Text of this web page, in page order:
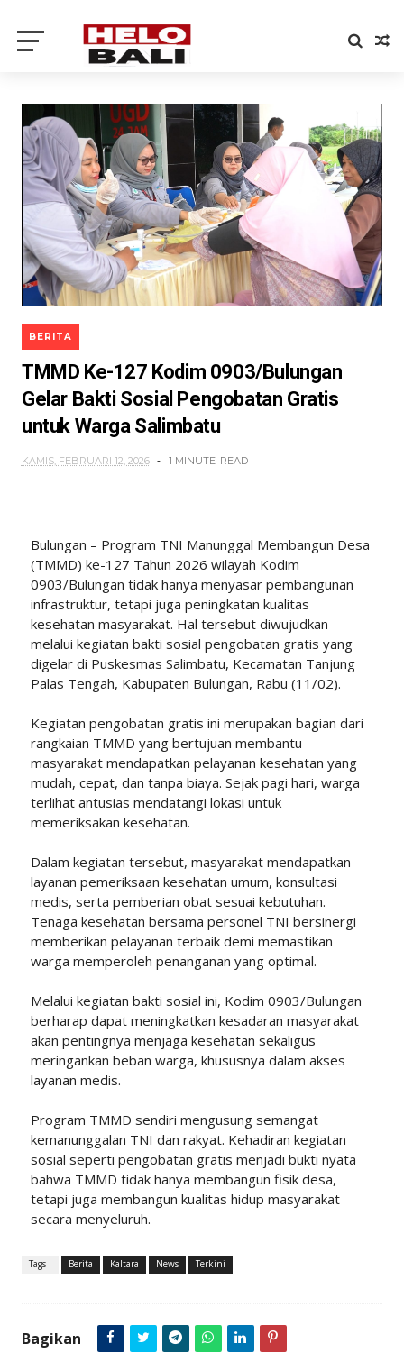
BERITA
TMMD Ke-127 Kodim 0903/Bulungan
Gelar Bakti Sosial Pengobatan Gratis
untuk Warga Salimbatu
KAMIS, FEBRUARI 12, 2026 1 MINUTE READ
Bulungan – Program TNI Manunggal Membangun Desa
(TMMD) ke-127 Tahun 2026 wilayah Kodim
0903/Bulungan tidak hanya menyasar pembangunan
infrastruktur, tetapi juga peningkatan kualitas
kesehatan masyarakat. Hal tersebut diwujudkan
melalui kegiatan bakti sosial pengobatan gratis yang
digelar di Puskesmas Salimbatu, Kecamatan Tanjung
Palas Tengah, Kabupaten Bulungan, Rabu (11/02).
Kegiatan pengobatan gratis ini merupakan bagian dari
rangkaian TMMD yang bertujuan membantu
masyarakat mendapatkan pelayanan kesehatan yang
mudah, cepat, dan tanpa biaya. Sejak pagi hari, warga
terlihat antusias mendatangi lokasi untuk
memeriksakan kesehatan.
Dalam kegiatan tersebut, masyarakat mendapatkan
layanan pemeriksaan kesehatan umum, konsultasi
medis, serta pemberian obat sesuai kebutuhan.
Tenaga kesehatan bersama personel TNI bersinergi
memberikan pelayanan terbaik demi memastikan
warga memperoleh penanganan yang optimal.
Melalui kegiatan bakti sosial ini, Kodim 0903/Bulungan
berharap dapat meningkatkan kesadaran masyarakat
akan pentingnya menjaga kesehatan sekaligus
meringankan beban warga, khususnya dalam akses
layanan medis.
Program TMMD sendiri mengusung semangat
kemanunggalan TNI dan rakyat. Kehadiran kegiatan
sosial seperti pengobatan gratis menjadi bukti nyata
bahwa TMMD tidak hanya membangun fisik desa,
tetapi juga membangun kualitas hidup masyarakat
secara menyeluruh.
Tags : Berita Kaltara News Terkini
Bagikan